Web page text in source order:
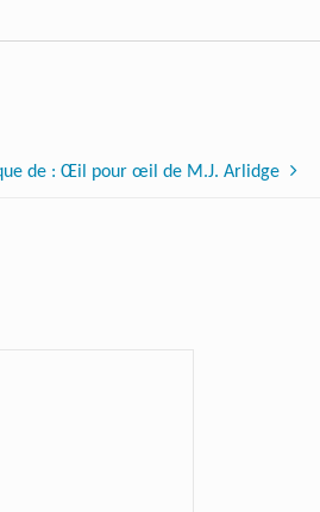
de : Œil pour œil de M.J. Arlidge